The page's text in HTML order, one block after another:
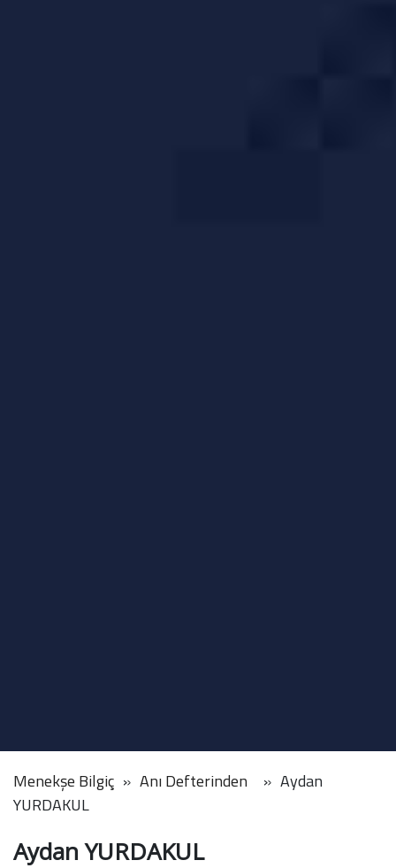
Menekşe Bilgiç Anı Defterinden
Aydan
YURDAKUL
Aydan YURDAKUL